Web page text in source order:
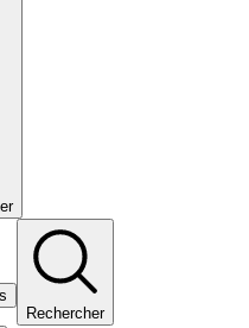
Rechercher